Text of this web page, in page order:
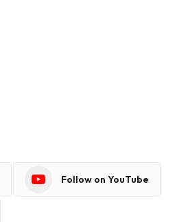
Follow on YouTube